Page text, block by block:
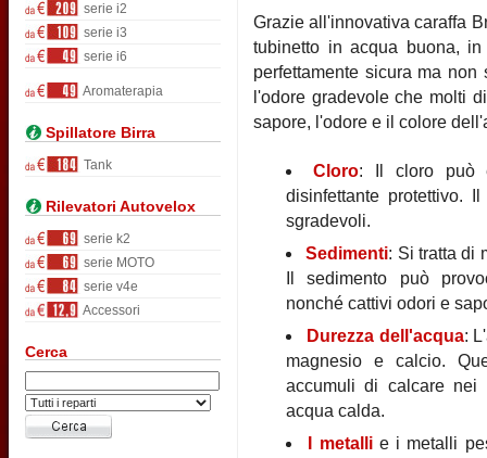
serie i2
serie i3
serie i6
Aromaterapia
Spillatore Birra
Tank
Rilevatori Autovelox
serie k2
serie MOTO
serie v4e
Accessori
Cerca
Grazie all'innovativa caraffa
tubinetto in acqua buona,
perfettamente sicura ma
l'odore gradevole che molti
sapore, l'odore e il colore
Cloro: Il cloro può
disinfettante protettivo.
sgradevoli.
Sedimenti: Si tratta di
Il sedimento può
nonché cattivi odori e
Durezza dell'acqua:
magnesio e calcio.
accumuli di calcare nei
acqua calda.
I metallie i metalli